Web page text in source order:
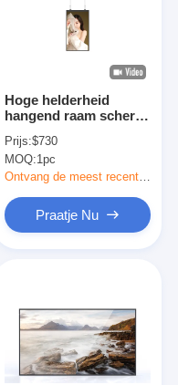
Hoge helderheid
hangend raam scherm,
display monitor
Prijs:$730
MOQ:1pc
Ontvang de meest recente Prijs
Praatje Nu